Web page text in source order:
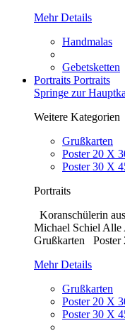
Mehr Details
Handmalas
Gebetsketten
Portraits Portraits
Springe zur
Weitere Kategorien
Grußkarten
Poster 20 X
Poster 30 X
Portraits
Koranschülerin
Michael Schiel Alle
Grußkarten Poster
Mehr Details
Grußkarten
Poster 20 X
Poster 30 X